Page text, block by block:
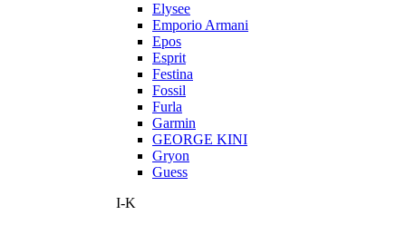
Elysee
Emporio Armani
Epos
Esprit
Festina
Fossil
Furla
Garmin
GEORGE KINI
Gryon
Guess
I-K